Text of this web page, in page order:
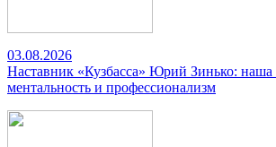
03.08.2026
Наставник «Кузбасса» Юрий Зинько: наша
ментальность и профессионализм